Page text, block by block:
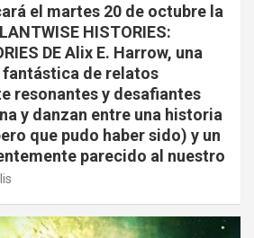
el martes 20 de octubre la
HISTORIES:
DE Alix E. Harrow, una
de relatos
resonantes y desafiantes
y danzan entre una historia
que pudo haber sido) y un
parecido al nuestro